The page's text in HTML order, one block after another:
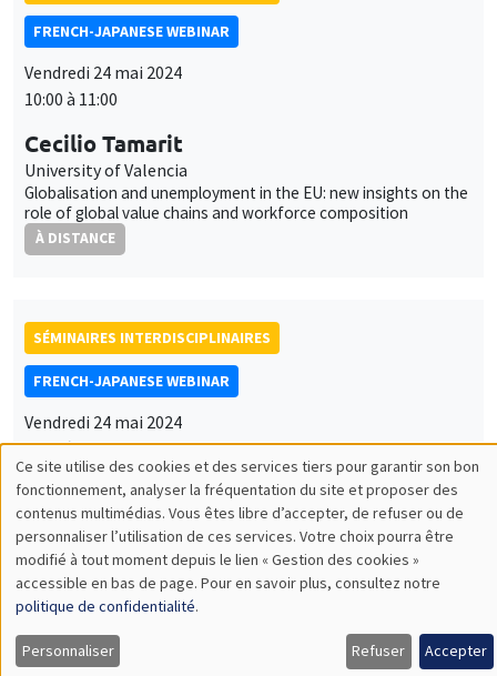
FRENCH-JAPANESE WEBINAR
Vendredi 24 mai 2024
10:00 à 11:00
Cecilio Tamarit
University of Valencia
Globalisation and unemployment in the EU: new insights on the
role of global value chains and workforce composition
À DISTANCE
SÉMINAIRES INTERDISCIPLINAIRES
FRENCH-JAPANESE WEBINAR
Vendredi 24 mai 2024
11:00 à 12:00
Yuki Masujima
Deloitte Tohmatsu Financial Advisory LLC
Drivers of Post-Pandemic Currency Movement: Recurring
Impacts of Sovereign Risks and Oil Prices
À DISTANCE